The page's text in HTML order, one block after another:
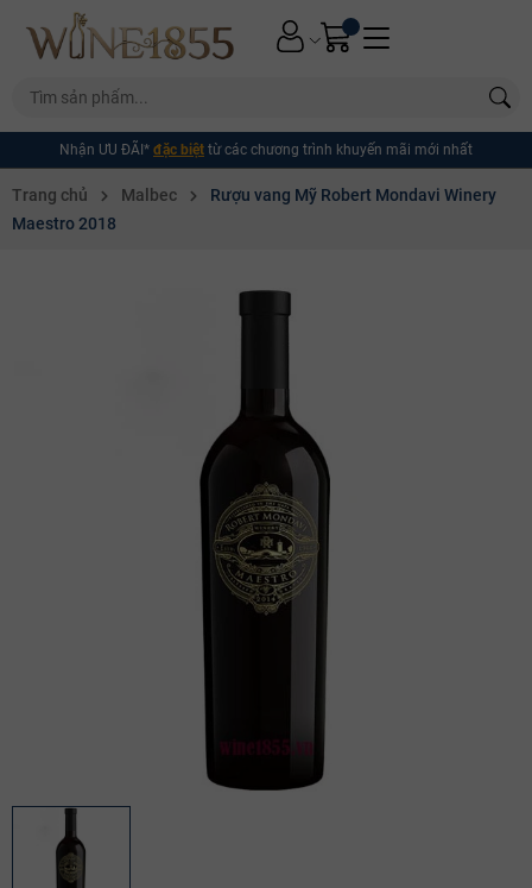
Nhận ƯU ĐÃI* đặc biệt từ các chương trình khuyến mãi mới nhất
Trang chủ Malbec
Rượu vang Mỹ Robert Mondavi Winery
Maestro 2018